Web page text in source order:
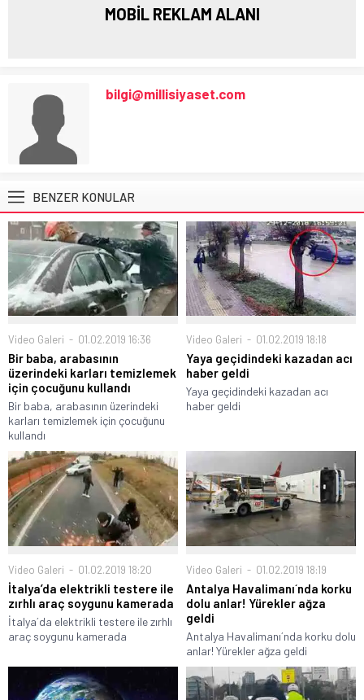
MOBİL REKLAM ALANI
bilgi@millisiyaset.com
BENZER KONULAR
Video Galeri 01.02.2019 16:36
Bir baba, arabasının
üzerindeki karları temizlemek
için çocuğunu kullandı
Bir baba, arabasının üzerindeki
karları temizlemek için çocuğunu
kullandı
Video Galeri 01.02.2019 18:18
Yaya geçidindeki kazadan acı
haber geldi
Yaya geçidindeki kazadan acı
haber geldi
Video Galeri 01.02.2019 18:20
İtalya’da elektrikli testere ile
zırhlı araç soygunu kamerada
İtalya´da elektrikli testere ile zırhlı
araç soygunu kamerada
Video Galeri 01.02.2019 18:19
Antalya Havalimanı´nda korku
dolu anlar! Yürekler ağza
geldi
Antalya Havalimanı´nda korku dolu
anlar! Yürekler ağza geldi